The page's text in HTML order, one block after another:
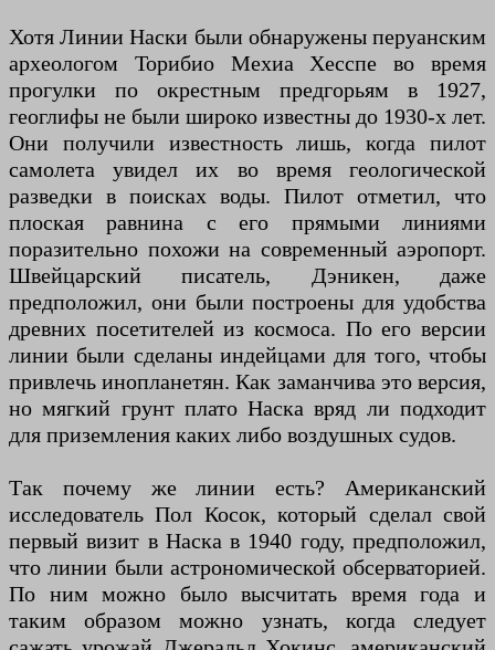
Хотя Линии Наски были обнаружены перуанским
археологом Торибио Мехиа Хесспе во время
прогулки по окрестным предгорьям в 1927,
геоглифы не были широко известны до 1930-х лет.
Они получили известность лишь, когда пилот
самолета увидел их во время геологической
разведки в поисках воды. Пилот отметил, что
плоская равнина с его прямыми линиями
поразительно похожи на современный аэропорт.
Швейцарский писатель, Дэникен, даже
предположил, они были построены для удобства
древних посетителей из космоса. По его версии
линии были сделаны индейцами для того, чтобы
привлечь инопланетян. Как заманчива это версия,
но мягкий грунт плато Наска вряд ли подходит
для приземления каких либо воздушных судов.
Так почему же линии есть? Американский
исследователь Пол Косок, который сделал свой
первый визит в Наска в 1940 году, предположил,
что линии были астрономической обсерваторией.
По ним можно было высчитать время года и
таким образом можно узнать, когда следует